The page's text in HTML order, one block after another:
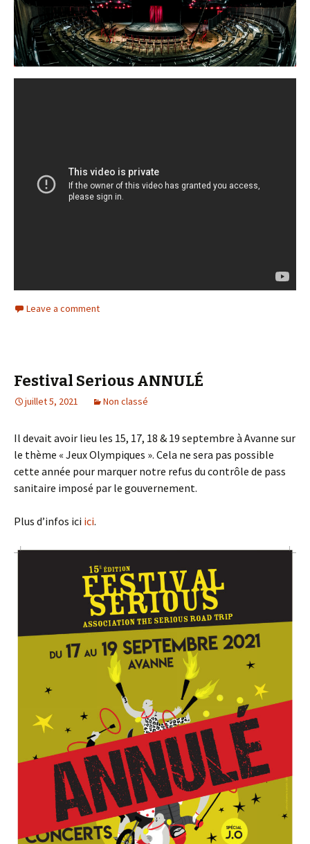
Leave a comment
Festival Serious ANNULÉ
juillet 5, 2021 Non classé
Il devait avoir lieu les 15, 17, 18 & 19 septembre à Avanne sur
le thème « Jeux Olympiques ». Cela ne sera pas possible
cette année pour marquer notre refus du contrôle de pass
sanitaire imposé par le gouvernement.
Plus d’infos ici ici.